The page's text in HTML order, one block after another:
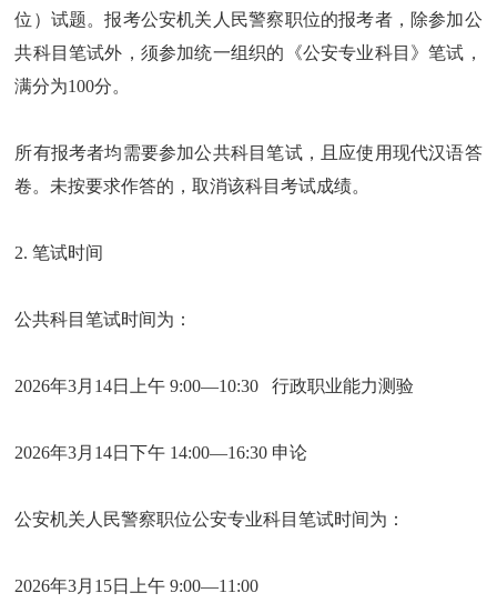
位）试题。报考公安机关人民警察职位的报考者，除参加公
共科目笔试外，须参加统一组织的《公安专业科目》笔试，
满分为100分。
所有报考者均需要参加公共科目笔试，且应使用现代汉语答
卷。未按要求作答的，取消该科目考试成绩。
2. 笔试时间
公共科目笔试时间为：
2026年3月14日上午 9:00—10:30 行政职业能力测验
2026年3月14日下午 14:00—16:30 申论
公安机关人民警察职位公安专业科目笔试时间为：
2026年3月15日上午 9:00—11:00